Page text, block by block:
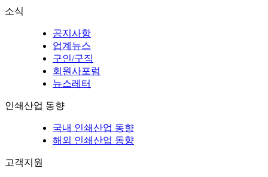
소식
공지사항
업계뉴스
구인/구직
회원사포럼
뉴스레터
인쇄산업 동향
국내 인쇄산업 동향
해외 인쇄산업 동향
고객지원